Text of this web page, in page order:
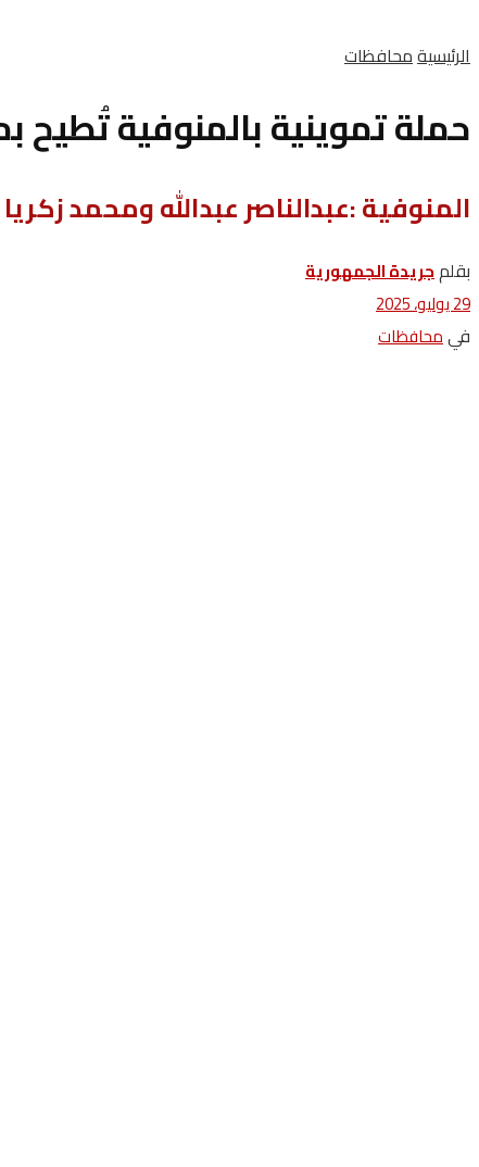
الرئيسيةمحافظات
حملة تموينية بالمنوفية
المنوفية :عبدالناصر عبدالله ومحمد زكريا
بقلمجريدة الجمهورية
29 يوليو، 2025
فيمحافظات